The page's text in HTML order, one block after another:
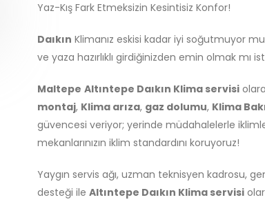
Yaz-Kış Fark Etmeksizin Kesintisiz Konfor!
Daıkın Klimanız eskisi kadar iyi soğutmuyor
ve yaza hazırlıklı girdiğinizden emin olmak mı
Maltepe Altıntepe Daıkın Klima servisi
montaj, Klima arıza, gaz dolumu, Klima
güvencesi veriyor; yerinde müdahalelerle
mekanlarınızın iklim standardını koruyoruz!
Yaygın servis ağı, uzman teknisyen kadrosu,
desteği ile Altıntepe Daıkın Klima servisi